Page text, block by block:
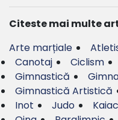
Citeste mai multe
Arte marțiale
Canotaj
Ciclism
Gimnastică
Gimnastică Artistică
Inot
Judo